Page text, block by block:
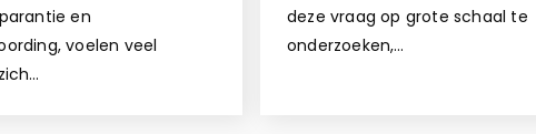
en
voelen veel
deze vraag op grote schaal te
onderzoeken,…